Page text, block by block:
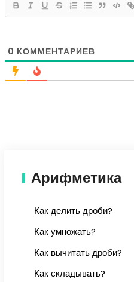
0 КОММЕНТАРИЕВ
Арифметика
Как делить дроби?
Как умножать?
Как вычитать дроби?
Как складывать?